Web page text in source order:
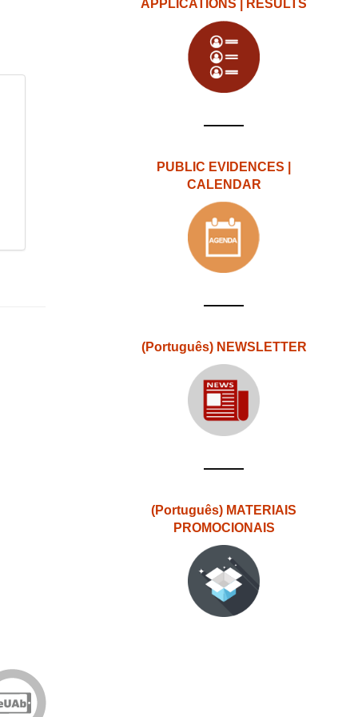
APPLICATIONS | RESULTS
PUBLIC EVIDENCES |
CALENDAR
(Português) NEWSLETTER
(Português) MATERIAIS
PROMOCIONAIS